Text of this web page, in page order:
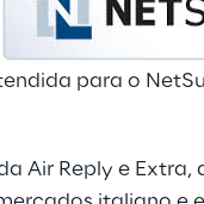
para o
Air Reply e